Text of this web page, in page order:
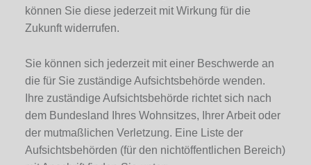
können Sie diese jederzeit mit Wirkung für die
Zukunft widerrufen.
Sie können sich jederzeit mit einer Beschwerde an
die für Sie zuständige Aufsichtsbehörde wenden.
Ihre zuständige Aufsichtsbehörde richtet sich nach
dem Bundesland Ihres Wohnsitzes, Ihrer Arbeit oder
der mutmaßlichen Verletzung. Eine Liste der
Aufsichtsbehörden (für den nichtöffentlichen Bereich)